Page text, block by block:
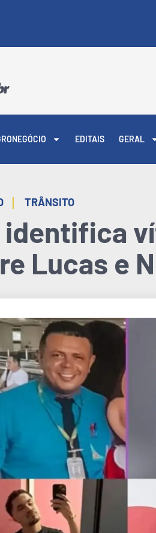
EDITAIS GERAL
| TRÂNSITO
Lucas e